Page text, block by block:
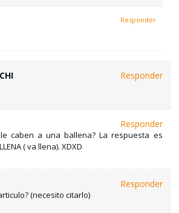
Responder
Responder
Responder
caben a una ballena? La respuesta es
( va llena). XDXD
Responder
(necesito citarlo)